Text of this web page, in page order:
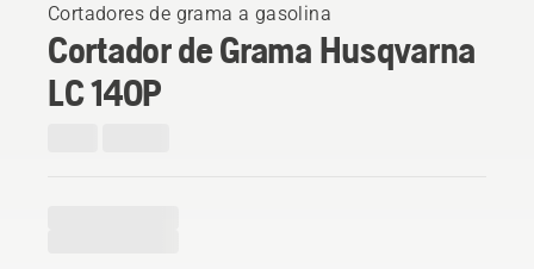
Cortadores de grama a gasolina
Cortador de Grama Husqvarna
LC 140P